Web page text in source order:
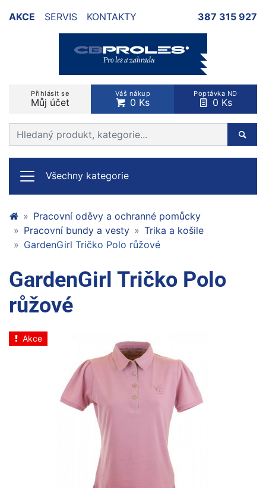
AKCE SERVIS KONTAKTY 387 315 927
Přihlásit se
Můj účet
Váš nákup
0 Ks
Poptávka ND
0 Ks
Prohledat web
Všechny kategorie
Pracovní oděvy a ochranné pomůcky
Pracovní bundy a vesty
Trika a košile
GardenGirl Tričko Polo růžové
GardenGirl Tričko Polo
růžové
Akce